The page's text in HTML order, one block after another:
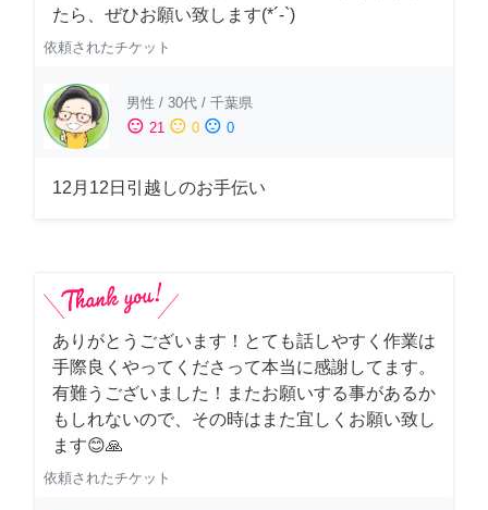
たら、ぜひお願い致します(*´-`)
依頼されたチケット
男性 / 30代 / 千葉県
sentiment_satisfied 21 sentiment_neutral 0 sentiment_dissatisfied 0
12月12日引越しのお手伝い
ありがとうございます！とても話しやすく作業は
手際良くやってくださって本当に感謝してます。
有難うございました！またお願いする事があるか
もしれないので、その時はまた宜しくお願い致し
ます😊🙏
依頼されたチケット